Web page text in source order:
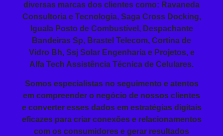
diversas marcas dos clientes como: Ravaneda
Consultoria e Tecnologia, Saga Cross Docking,
Iguala Posto de Combustível, Despachante
Bandeiras Sp, Brastel Telecom, Cortina de
Vidro Bh, Ssj Solar Engenharia e Projetos, e
Alfa Tech Assistência Técnica de Celulares.
Somos especialistas no seguimento e atentos
em compreender o negócio de nossos clientes
e converter esses dados em estratégias digitais
eficazes para criar conexões e relacionamentos
com os consumidores e gerar resultados